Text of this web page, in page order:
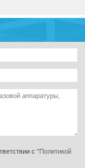
с "Политикой